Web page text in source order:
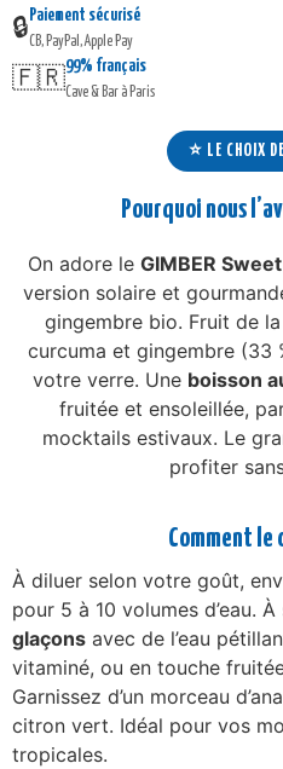
🔒
Paiement sécurisé
CB, PayPal, Apple Pay
🇫🇷
99% français
Cave & Bar à Paris
⭐ LE CHOIX
Pourquoi nous
On adore le GIMBER
version solaire et
gingembre bio. Fruit de
curcuma et gingembre (33
votre verre. Une boisson
fruitée et ensoleillée,
mocktails estivaux. Le
profiter
Comment le
À diluer selon votre goût,
pour 5 à 10 volumes d’eau.
glaçons avec de l’eau
vitaminé, ou en touche
Garnissez d’un morceau
citron vert. Idéal pour vos
tropicales.